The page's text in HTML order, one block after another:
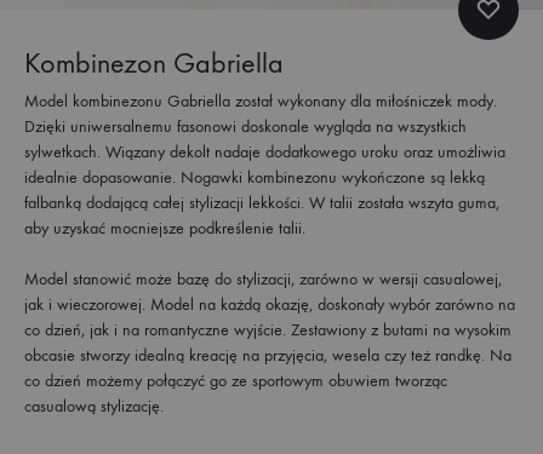
Kombinezon Gabriella
Model kombinezonu Gabriella został wykonany dla miłośniczek mody.
Dzięki uniwersalnemu fasonowi doskonale wygląda na wszystkich
sylwetkach. Wiązany dekolt nadaje dodatkowego uroku oraz umożliwia
idealnie dopasowanie. Nogawki kombinezonu wykończone są lekką
falbanką dodającą całej stylizacji lekkości. W talii została wszyta guma,
aby uzyskać mocniejsze podkreślenie talii.
Model stanowić może bazę do stylizacji, zarówno w wersji casualowej,
jak i wieczorowej. Model na każdą okazję, doskonały wybór zarówno na
co dzień, jak i na romantyczne wyjście. Zestawiony z butami na wysokim
obcasie stworzy idealną kreację na przyjęcia, wesela czy też randkę. Na
co dzień możemy połączyć go ze sportowym obuwiem tworząc
casualową stylizację.